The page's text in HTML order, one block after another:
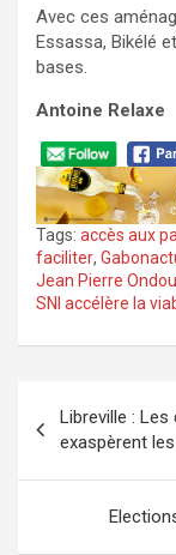
Avec ces
Essassa, Bikélé
bases.
Antoine Relaxe
Tags: accès aux
faciliter,
Jean Pierre
SNI accélère la
de
l’article
Libreville :
exaspèrent